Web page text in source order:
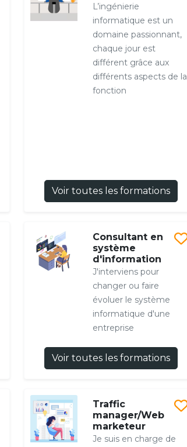
L’ingénierie
informatique est un
domaine passionnant,
chaque jour est
différent grâce aux
différents aspects de la
fonction
Voir toutes les formations
Consultant en
système
d'information
J'interviens pour
changer ou faire
évoluer le système
informatique d'une
entreprise
Voir toutes les formations
Traffic
manager/Web
marketeur
Je suis en charge de